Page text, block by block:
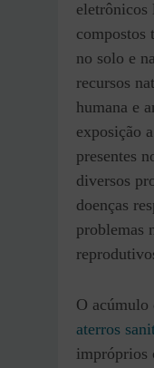
eletrônicos
compostos
no solo e
recursos
humana e
exposição
presentes
diversos
doenças
problemas
O
aterros
impróprios